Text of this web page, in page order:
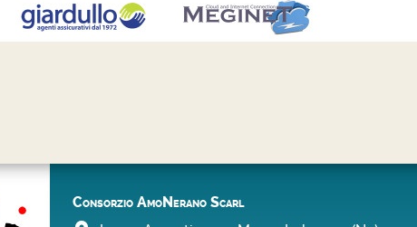
Consorzio AmoNerano Scarl